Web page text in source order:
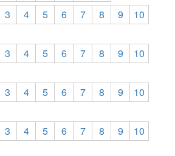
3 4 5 6 7 8 9
10
3 4 5 6 7 8 9
10
3 4 5 6 7 8 9
10
3 4 5 6 7 8 9
10